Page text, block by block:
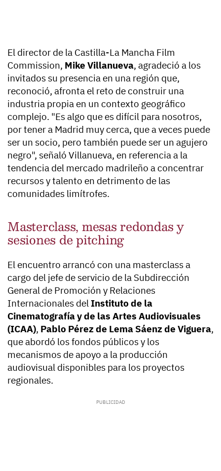
El director de la Castilla-La Mancha Film
Commission, Mike Villanueva, agradeció a los
invitados su presencia en una región que,
reconoció, afronta el reto de construir una
industria propia en un contexto geográfico
complejo. "Es algo que es difícil para nosotros,
por tener a Madrid muy cerca, que a veces puede
ser un socio, pero también puede ser un agujero
negro", señaló Villanueva, en referencia a la
tendencia del mercado madrileño a concentrar
recursos y talento en detrimento de las
comunidades limítrofes.
Masterclass, mesas redondas y
sesiones de pitching
El encuentro arrancó con una masterclass a
cargo del jefe de servicio de la Subdirección
General de Promoción y Relaciones
Internacionales del Instituto de la
Cinematografía y de las Artes Audiovisuales
(ICAA), Pablo Pérez de Lema Sáenz de Viguera,
que abordó los fondos públicos y los
mecanismos de apoyo a la producción
audiovisual disponibles para los proyectos
regionales.